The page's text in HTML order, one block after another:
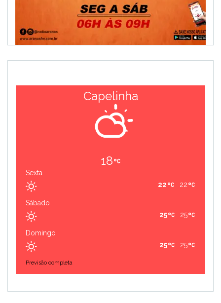
Capelinha
18
Sexta
22
22
Sábado
25
25
Domingo
25
25
Previsão completa